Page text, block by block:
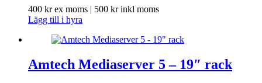
400 krex moms | 500 krinkl moms
Lägg till i hyra
Amtech Mediaserver 5 – 19″ rack